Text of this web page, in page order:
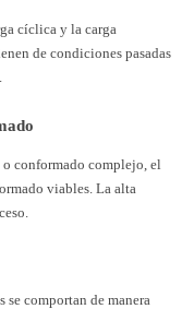
cíclica y la carga
de condiciones pasadas
conformado complejo, el
viables. La alta
comportan de manera